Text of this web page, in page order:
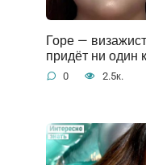
Горе —
придёт ни один
0 2.5к.